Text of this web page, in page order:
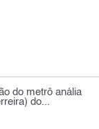
do metrô anália
do...